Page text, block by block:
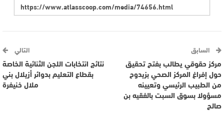
السابق
مركز حقوقي يطالب بفتح تحقيق
حول إفراغ المركز الصحي بزيدوح
من الطبيب الرئيسي وتعيينه
مسؤولا بسوق السبت بالفقيه بن
صالح
التالي
نتائج انتخابات اللجن الثنائية الخاصة
بقطاع التعليم بدوائر أزيلال بني
ملال خنيفرة